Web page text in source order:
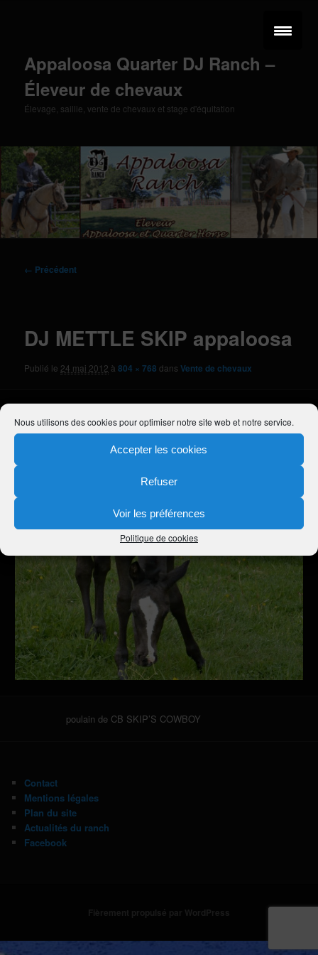
Nous utilisons des cookies pour optimiser notre site web et notre service.
Accepter les cookies
Refuser
Voir les préférences
Politique de cookies
Appaloosa Quarter DJ Ranch –
Éleveur de chevaux
Élevage, saillie, vente de chevaux et stage d'équitation
Navigation
← Précédent
DJ METTLE SKIP appaloosa
Publié le 24 mai 2012 à804 × 768 dansVente de chevaux
poulain de CB SKIP’S COWBOY
Contact
Mentions légales
Plan du site
Actualités du ranch
Facebook
Fièrement propulsé par WordPress